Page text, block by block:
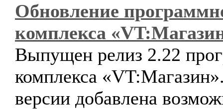
Обновление
комплекса
Выпущен релиз 2.22
комплекса
версии добавлена